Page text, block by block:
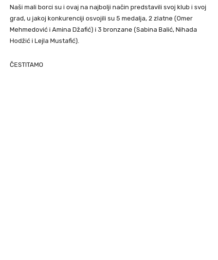
Naši mali borci su i ovaj na najbolji način predstavili svoj klub i svoj
grad, u jakoj konkurenciji osvojili su 5 medalja, 2 zlatne (Omer
Mehmedović i Amina Džafić) i 3 bronzane (Sabina Balić, Nihada
Hodžić i Lejla Mustafić).
ČESTITAMO